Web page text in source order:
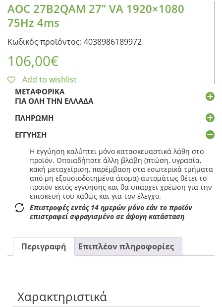
AOC 27B2QAM 27” VA 1920×1080
75Hz 4ms
Κωδικός προϊόντος: 4038986189972
106,00€
Add to wishlist
ΜΕΤΑΦΟΡΙΚΆ
ΓΙΑ ΌΛΗ ΤΗΝ ΕΛΛΆΔΑ
ΠΛΗΡΩΜΉ
ΕΓΓΎΗΣΗ
Η εγγύηση καλύπτει μόνο κατασκευαστικά λάθη στο
προϊόν. Οποιαδήποτε άλλη βλάβη (πτώση, υγρασία,
κακή μεταχείριση, παρέμβαση στα εσωτερικά τμήματα
από μη εξουσιοδοτημένα άτομα) αυτομάτως θέτει το
προϊόν εκτός εγγύησης και θα υπάρχει χρέωση για την
επισκευή του καθώς και για τον έλεγχο.
Επιστροφές εντός 14 ημερών μόνο εάν το προϊόν
επιστραφεί σφραγισμένο σε άψογη κατάσταση
Περιγραφή Επιπλέον πληροφορίες
Χαρακτηριστικά